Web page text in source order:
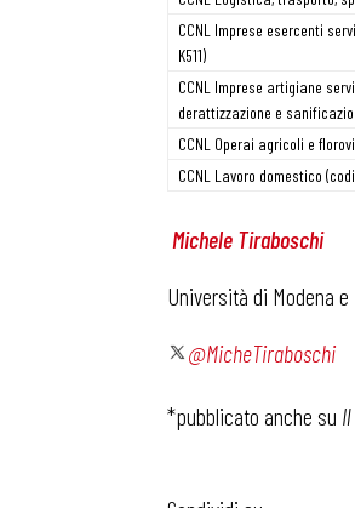
CCNL Imprese esercenti
K511)
CCNL Imprese artigiane
derattizzazione e
CCNL Operai agricoli e
CCNL Lavoro domestico
Michele Tiraboschi
Università di Modena
@MicheTiraboschi
*pubblicato anche su